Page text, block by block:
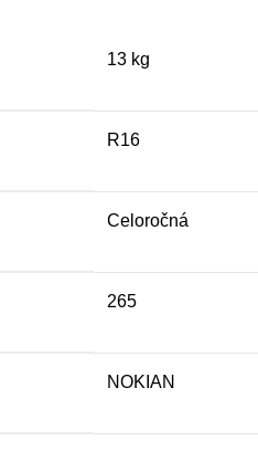
13 kg
R16
Celoročná
265
NOKIAN